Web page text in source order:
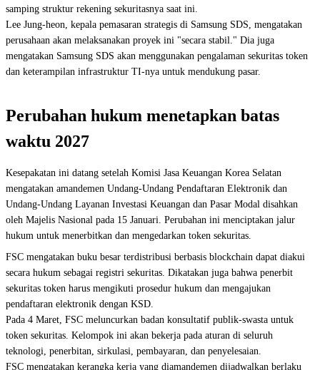
samping struktur rekening sekuritasnya saat ini.
Lee Jung-heon, kepala pemasaran strategis di Samsung SDS, mengatakan
perusahaan akan melaksanakan proyek ini "secara stabil." Dia juga
mengatakan Samsung SDS akan menggunakan pengalaman sekuritas token
dan keterampilan infrastruktur TI-nya untuk mendukung pasar.
Perubahan hukum menetapkan batas
waktu 2027
Kesepakatan ini datang setelah Komisi Jasa Keuangan Korea Selatan
mengatakan amandemen Undang-Undang Pendaftaran Elektronik dan
Undang-Undang Layanan Investasi Keuangan dan Pasar Modal disahkan
oleh Majelis Nasional pada 15 Januari. Perubahan ini menciptakan jalur
hukum untuk menerbitkan dan mengedarkan token sekuritas.
FSC mengatakan buku besar terdistribusi berbasis blockchain dapat diakui
secara hukum sebagai registri sekuritas. Dikatakan juga bahwa penerbit
sekuritas token harus mengikuti prosedur hukum dan mengajukan
pendaftaran elektronik dengan KSD.
Pada 4 Maret, FSC meluncurkan badan konsultatif publik-swasta untuk
token sekuritas. Kelompok ini akan bekerja pada aturan di seluruh
teknologi, penerbitan, sirkulasi, pembayaran, dan penyelesaian.
FSC mengatakan kerangka kerja yang diamandemen dijadwalkan berlaku